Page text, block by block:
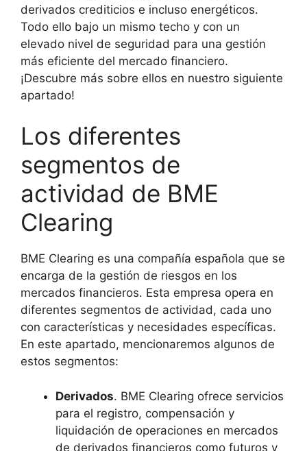
derivados crediticios e incluso energéticos.
Todo ello bajo un mismo techo y con un
elevado nivel de seguridad para una gestión
más eficiente del mercado financiero.
¡Descubre más sobre ellos en nuestro siguiente
apartado!
Los diferentes
segmentos de
actividad de BME
Clearing
BME Clearing es una compañía española que se
encarga de la gestión de riesgos en los
mercados financieros. Esta empresa opera en
diferentes segmentos de actividad, cada uno
con características y necesidades específicas.
En este apartado, mencionaremos algunos de
estos segmentos:
Derivados. BME Clearing ofrece servicios
para el registro, compensación y
liquidación de operaciones en mercados
de derivados financieros como futuros y